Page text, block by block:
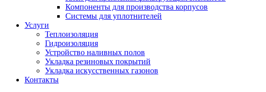
Компоненты для производства корпусов
Системы для уплотнителей
Услуги
Теплоизоляция
Гидроизоляция
Устройство наливных полов
Укладка резиновых покрытий
Укладка искусственных газонов
Контакты